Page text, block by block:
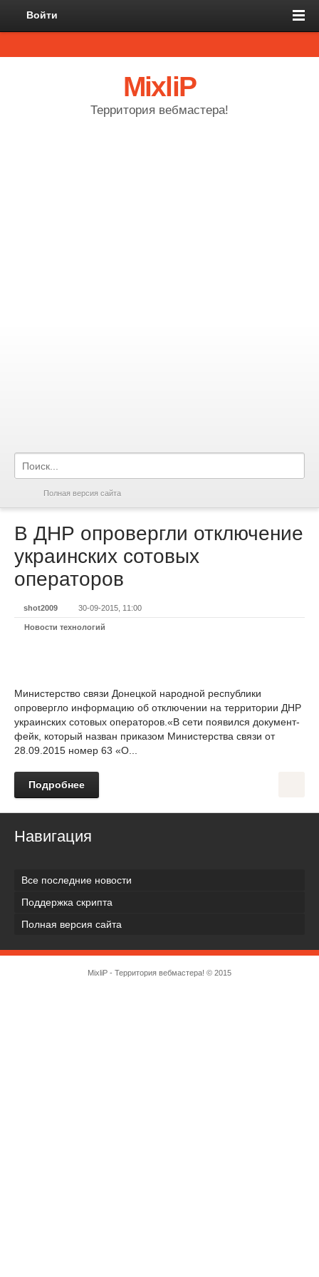
Войти
MixliP
Территория вебмастера!
Полная версия сайта
В ДНР опровергли отключение
украинских сотовых
операторов
shot2009 30-09-2015, 11:00
Новости технологий
Министерство связи Донецкой народной республики
опровергло информацию об отключении на территории ДНР
украинских сотовых операторов.«В сети появился документ-
фейк, который назван приказом Министерства связи от
28.09.2015 номер 63 «О...
Подробнее
Навигация
Все последние новости
Поддержка скрипта
Полная версия сайта
MixliP - Территория вебмастера! © 2015